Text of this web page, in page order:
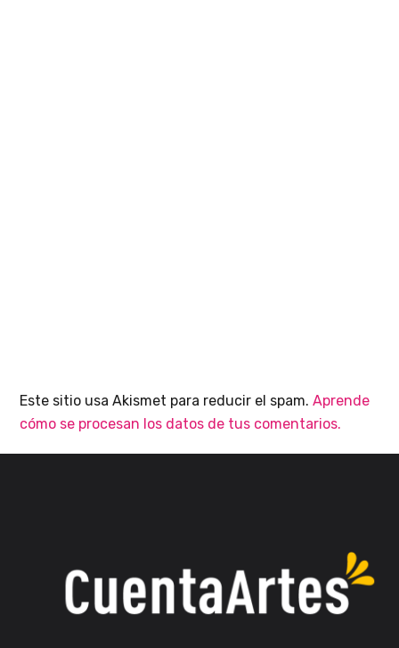
Este sitio usa Akismet para reducir el spam.Aprende
cómo se procesan los datos de tus comentarios.